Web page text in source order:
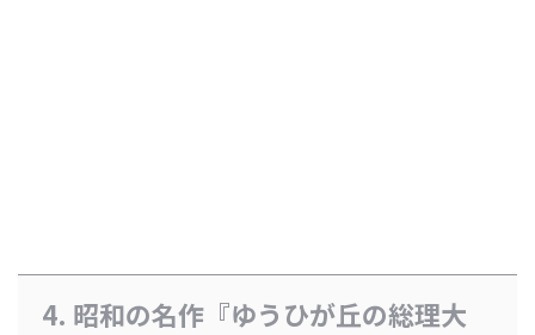
4. 昭和の名作『ゆうひが丘の総理大